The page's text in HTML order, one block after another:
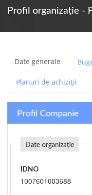
Profil organizație -
Date generale
Planuri de achiziții
Profil Companie
Date organizație
IDNO
1007601003688